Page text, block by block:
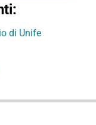
di Unife